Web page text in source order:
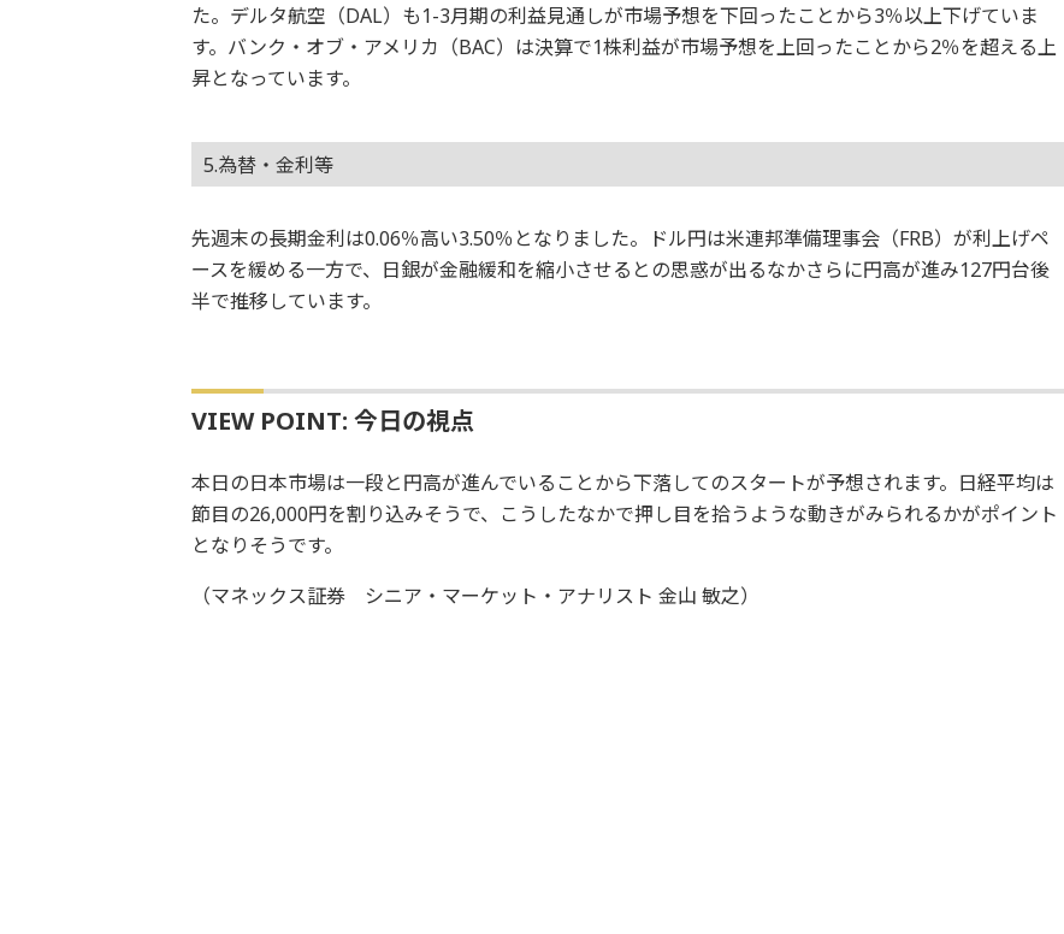
た。デルタ航空（DAL）も1-3月期の利益見通しが市場予想を下回ったことから3％以上下げていま
す。バンク・オブ・アメリカ（BAC）は決算で1株利益が市場予想を上回ったことから2％を超える上
昇となっています。
5.為替・金利等
先週末の長期金利は0.06％高い3.50％となりました。ドル円は米連邦準備理事会（FRB）が利上げペ
ースを緩める一方で、日銀が金融緩和を縮小させるとの思惑が出るなかさらに円高が進み127円台後
半で推移しています。
VIEW POINT: 今日の視点
本日の日本市場は一段と円高が進んでいることから下落してのスタートが予想されます。日経平均は
節目の26,000円を割り込みそうで、こうしたなかで押し目を拾うような動きがみられるかがポイント
となりそうです。
（マネックス証券 シニア・マーケット・アナリスト 金山 敏之）